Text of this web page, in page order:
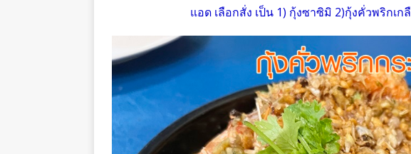
แอด เลือกสั่ง เป็น 1) กุ้งซาซิมิ 2)กุ้งคั่วพริกเก